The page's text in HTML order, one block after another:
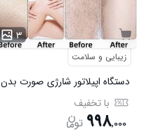
۳
زیبایی و سلامت
دستگاه اپیلاتور شارژی صورت بدن
با تخفیف
۹۹۸,۰۰۰